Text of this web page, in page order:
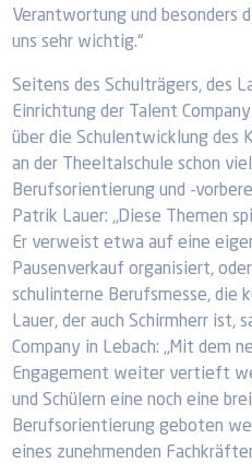
Verantwortung und besonders
uns sehr wichtig.“
Seitens des Schulträgers, des
Einrichtung der Talent
über die Schulentwicklung des
an der Theeltalschule schon
Berufsorientierung und -
Patrik Lauer: „Diese Themen
Er verweist etwa auf eine
Pausenverkauf organisiert,
schulinterne Berufsmesse, die
Lauer, der auch Schirmherr ist,
Company in Lebach: „Mit dem
Engagement weiter vertieft
und Schülern eine noch eine
Berufsorientierung geboten
eines zunehmenden